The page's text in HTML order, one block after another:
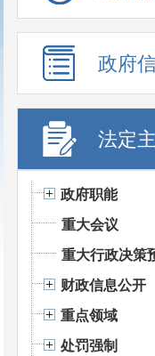
政府
法定
政府职能
重大会议
重大行政决策
财政信息公开
重点领域
处罚强制